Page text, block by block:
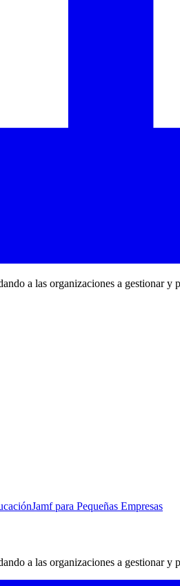
a las organizaciones a gestionar
Jamf para Pequeñas Empresas
a las organizaciones a gestionar